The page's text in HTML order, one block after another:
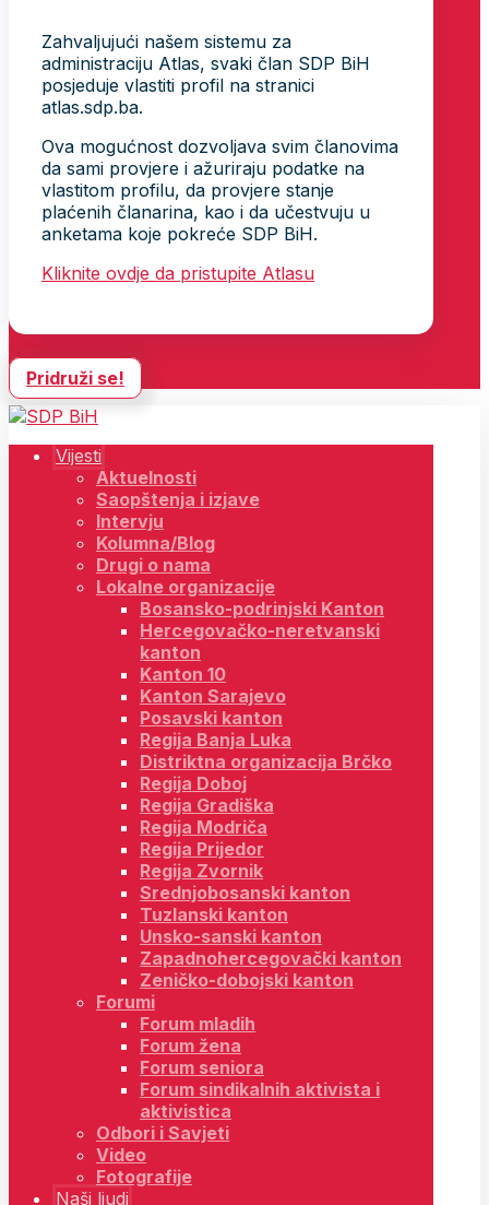
Zahvaljujući našem sistemu za
administraciju Atlas, svaki član SDP BiH
posjeduje vlastiti profil na stranici
atlas.sdp.ba.
Ova mogućnost dozvoljava svim članovima
da sami provjere i ažuriraju podatke na
vlastitom profilu, da provjere stanje
plaćenih članarina, kao i da učestvuju u
anketama koje pokreće SDP BiH.
Kliknite ovdje da pristupite Atlasu
Pridruži se!
Vijesti
Aktuelnosti
Saopštenja i izjave
Intervju
Kolumna/Blog
Drugi o nama
Lokalne organizacije
Bosansko-podrinjski Kanton
Hercegovačko-neretvanski
kanton
Kanton 10
Kanton Sarajevo
Posavski kanton
Regija Banja Luka
Distriktna organizacija Brčko
Regija Doboj
Regija Gradiška
Regija Modriča
Regija Prijedor
Regija Zvornik
Srednjobosanski kanton
Tuzlanski kanton
Unsko-sanski kanton
Zapadnohercegovački kanton
Zeničko-dobojski kanton
Forumi
Forum mladih
Forum žena
Forum seniora
Forum sindikalnih aktivista i
aktivistica
Odbori i Savjeti
Video
Fotografije
Naši ljudi